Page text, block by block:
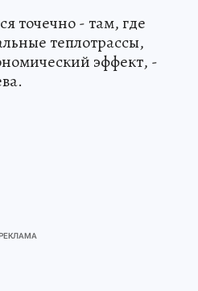
точечно - там, где
теплотрассы,
эффект, -